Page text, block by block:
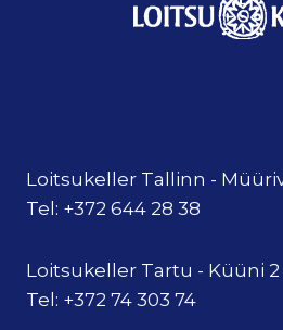
Loitsukeller Tallinn -
Tel: +372 644 28 38
Loitsukeller Tartu - Küüni 2
Tel: +372 74 303 74